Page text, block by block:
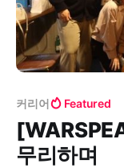
커리어 Featured
무리하며